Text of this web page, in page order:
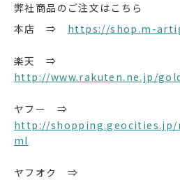
弊社商品のご注文はこちら
本店 ⇒ https://shop.m-
楽天 ⇒
http://www.rakuten.ne.jp/
ヤフー ⇒
http://
ml
ヤフオク ⇒